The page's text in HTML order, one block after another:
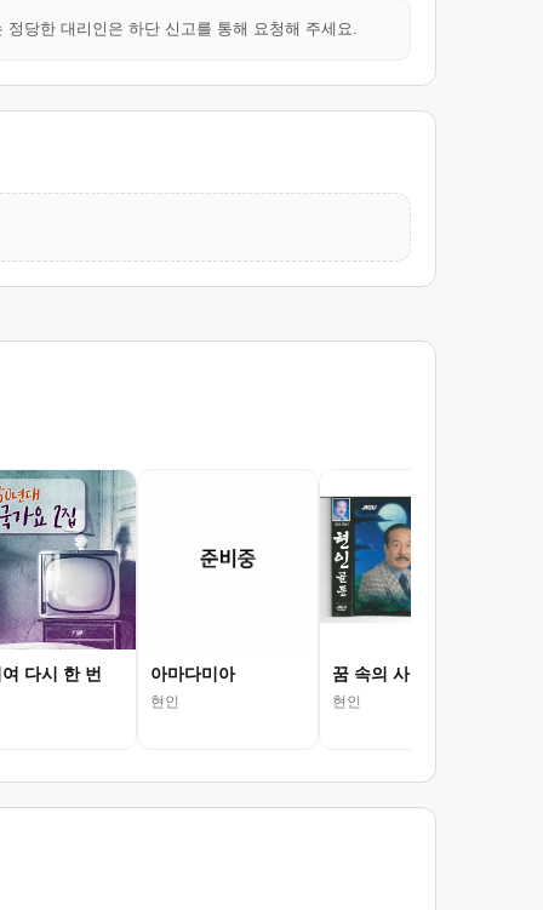
당한 대리인은 하단 신고를 통해 요청해 주세요.
다시 한 번 아마다미아
현인
꿈 속의 사랑
현인